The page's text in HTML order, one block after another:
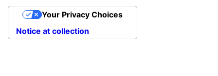
Notice at collection
Your Privacy Choices